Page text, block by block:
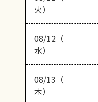
火）
08/12（
水）
08/13（
木）